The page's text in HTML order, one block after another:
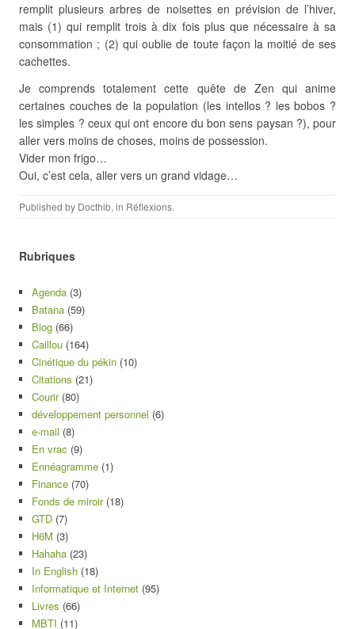
remplit plusieurs arbres de noisettes en prévision de l’hiver,
mais (1) qui remplit trois à dix fois plus que nécessaire à sa
consommation ; (2) qui oublie de toute façon la moitié de ses
cachettes.
Je comprends totalement cette quête de Zen qui anime
certaines couches de la population (les intellos ? les bobos ?
les simples ? ceux qui ont encore du bon sens paysan ?), pour
aller vers moins de choses, moins de possession.
Vider mon frigo…
Oui, c’est cela, aller vers un grand vidage…
Published by Docthib, in Réflexions.
Rubriques
Agenda (3)
Batana (59)
Blog (66)
Caillou (164)
Cinétique du pékin (10)
Citations (21)
Courir(80)
développement personnel (6)
e-mail (8)
En vrac (9)
Ennéagramme (1)
Finance (70)
Fonds de miroir(18)
GTD (7)
H6M (3)
Hahaha (23)
In English (18)
Informatique et Internet (95)
Livres (66)
MBTI (11)